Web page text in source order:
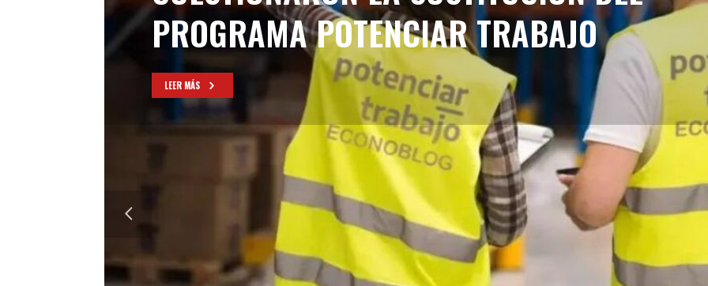
PROGRAMA POTENCIAR TRABAJO
LEER MÁS